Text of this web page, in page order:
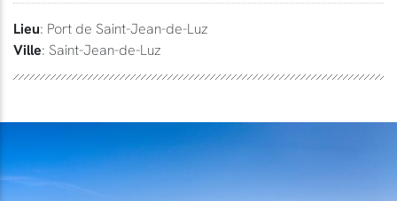
Lieu: Port de Saint-Jean-de-Luz
Ville: Saint-Jean-de-Luz